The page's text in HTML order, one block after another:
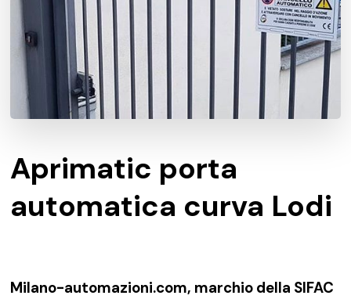
Aprimatic porta
automatica curva Lodi
Milano-automazioni.com, marchio della SIFAC